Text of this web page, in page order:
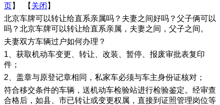
页】 【 关闭 】
北京车牌可以转让给直系亲属吗？夫妻之间好吗？父子俩可以
吗？北京车牌可以转让给直系亲属，夫妻之间，父子之间。
夫妻双方车辆过户如何办理？
1、获取机动车变更、转让、改装、暂停、报废审批表复印
件；
2、盖章与原登记章相同，私家车必须与车主身份证核对；
符合移交条件的车辆，送机动车检验站进行检验鉴定。经审查
合格后，如县、市已转让或变更权属，直接到证照管理岗位等